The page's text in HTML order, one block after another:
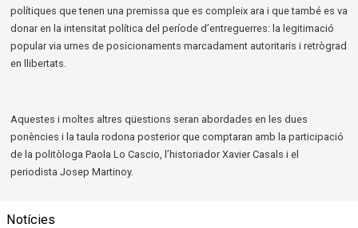
polítiques que tenen una premissa que es compleix ara i que també es va
donar en la intensitat política del període d’entreguerres: la legitimació
popular via urnes de posicionaments marcadament autoritaris i retrògrad
en llibertats.
Aquestes i moltes altres qüestions seran abordades en les dues
ponències i la taula rodona posterior que comptaran amb la participació
de la politòloga Paola Lo Cascio, l’historiador Xavier Casals i el
periodista Josep Martinoy.
Notícies